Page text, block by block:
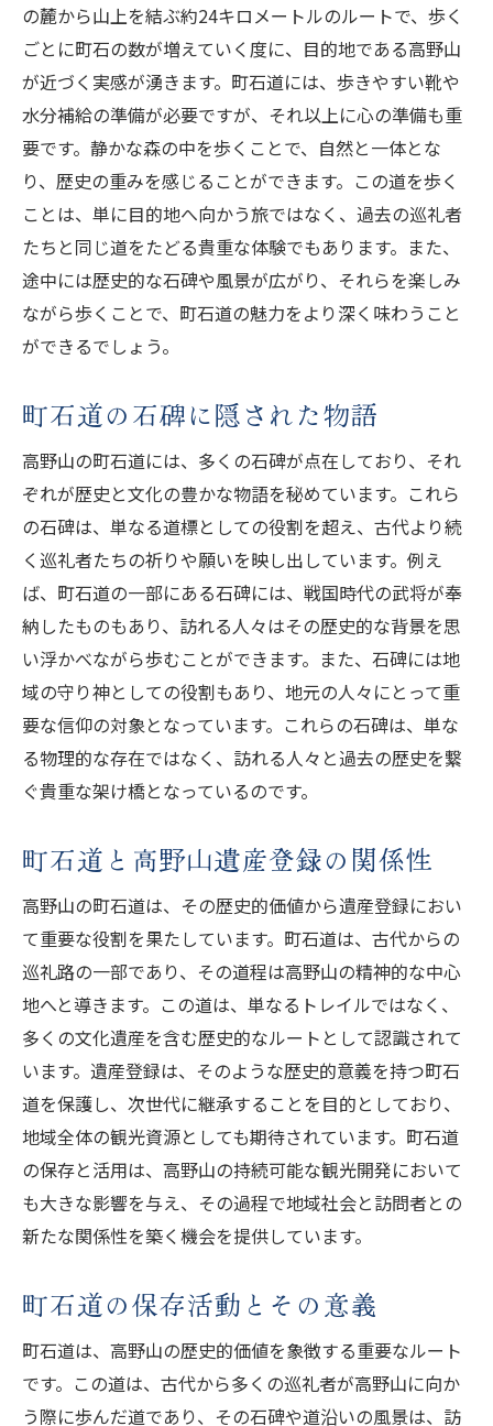
高野山の遺産登録がもたらす教育的価値
地域社会と高野山の未来像
観光客の増加が地域に与える恩恵
地域社会による遺産の保護と管理
町石道を歩く旅人が感じる高野山の真実
高野山の本質を感じ取る旅
町石道で体験する精神的な成長
旅人が語る高野山の魅力
町石道歩行の魅力とその意義
高野山の魅力を肌で感じる旅路
高野山の歴史的価値を次世代に継承するための
取り組み
教育と啓発活動による歴史の継承
次世代に向けた高野山の魅力発信
町石道の歴史を後世に伝える努力
高野山の文化を未来につなぐために
地域と連携した歴史保存の取り組み
デジタル技術を活用した遺産保存
地元住民が守る高野山とその未来
地元住民の役割と高野山の未来
地域社会の視点から見た高野山遺産
地域イベントによる高野山の魅力発信
住民参加型の観光開発の意義
地元住民が育む高野山の未来
高野山遺産登録が示す新たな観光の形とは
新しい観光の形を模索する高野山
デジタル技術と観光の融合
観光客のニーズに応える高野山の挑戦
高野山が提案する未来の観光スタイル
持続可能な観光地としての新たな一歩
高野山の魅力を世界に発信するために
の麓から山上を結ぶ約24キロメートルのルートで、歩く
ごとに町石の数が増えていく度に、目的地である高野山
が近づく実感が湧きます。町石道には、歩きやすい靴や
水分補給の準備が必要ですが、それ以上に心の準備も重
要です。静かな森の中を歩くことで、自然と一体とな
り、歴史の重みを感じることができます。この道を歩く
ことは、単に目的地へ向かう旅ではなく、過去の巡礼者
たちと同じ道をたどる貴重な体験でもあります。また、
途中には歴史的な石碑や風景が広がり、それらを楽しみ
ながら歩くことで、町石道の魅力をより深く味わうこと
ができるでしょう。
町石道の石碑に隠された物語
高野山の町石道には、多くの石碑が点在しており、それ
ぞれが歴史と文化の豊かな物語を秘めています。これら
の石碑は、単なる道標としての役割を超え、古代より続
く巡礼者たちの祈りや願いを映し出しています。例え
ば、町石道の一部にある石碑には、戦国時代の武将が奉
納したものもあり、訪れる人々はその歴史的な背景を思
い浮かべながら歩むことができます。また、石碑には地
域の守り神としての役割もあり、地元の人々にとって重
要な信仰の対象となっています。これらの石碑は、単な
る物理的な存在ではなく、訪れる人々と過去の歴史を繋
ぐ貴重な架け橋となっているのです。
町石道と高野山遺産登録の関係性
高野山の町石道は、その歴史的価値から遺産登録におい
て重要な役割を果たしています。町石道は、古代からの
巡礼路の一部であり、その道程は高野山の精神的な中心
地へと導きます。この道は、単なるトレイルではなく、
多くの文化遺産を含む歴史的なルートとして認識されて
います。遺産登録は、そのような歴史的意義を持つ町石
道を保護し、次世代に継承することを目的としており、
地域全体の観光資源としても期待されています。町石道
の保存と活用は、高野山の持続可能な観光開発において
も大きな影響を与え、その過程で地域社会と訪問者との
新たな関係性を築く機会を提供しています。
町石道の保存活動とその意義
町石道は、高野山の歴史的価値を象徴する重要なルート
です。この道は、古代から多くの巡礼者が高野山に向か
う際に歩んだ道であり、その石碑や道沿いの風景は、訪